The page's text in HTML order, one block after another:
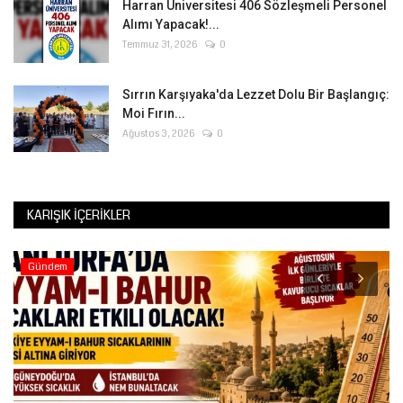
Harran Üniversitesi 406 Sözleşmeli Personel
Alımı Yapacak!...
Temmuz 31, 2026 0
Sırrın Karşıyaka'da Lezzet Dolu Bir Başlangıç:
Moi Fırın...
Ağustos 3, 2026 0
KARIŞIK İÇERIKLER
Gündem